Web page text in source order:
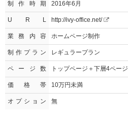
制作時期 2016年6月
U R L http://ivy-office.net/
業務内容 ホームページ制作
制作プラン レギュラープラン
ページ数 トップページ＋下層4ページ
価格帯 10万円未満
オプション 無